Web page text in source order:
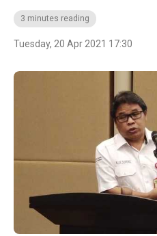
3 minutes reading
Tuesday, 20 Apr 2021 17:30